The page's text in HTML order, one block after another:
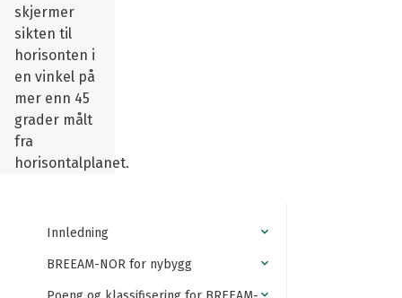
skjermer
sikten til
horisonten i
en vinkel på
mer enn 45
grader målt
fra
horisontalplanet.
Innledning
BREEAM-NOR for nybygg